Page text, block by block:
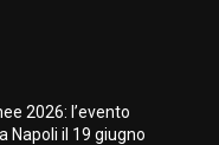
2026: l’evento
Napoli il 19 giugno